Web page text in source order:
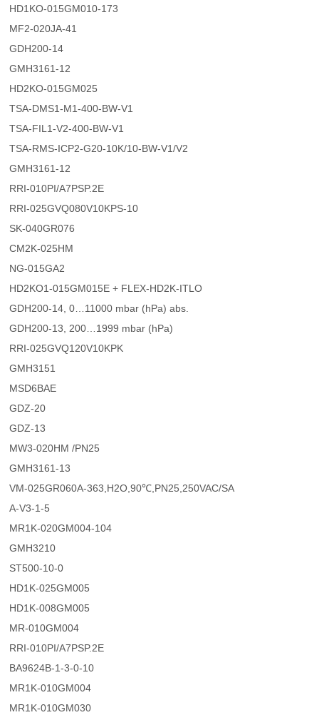
HD1KO-015GM010-173
MF2-020JA-41
GDH200-14
GMH3161-12
HD2KO-015GM025
TSA-DMS1-M1-400-BW-V1
TSA-FIL1-V2-400-BW-V1
TSA-RMS-ICP2-G20-10K/10-BW-V1/V2
GMH3161-12
RRI-010PI/A7PSP.2E
RRI-025GVQ080V10KPS-10
SK-040GR076
CM2K-025HM
NG-015GA2
HD2KO1-015GM015E + FLEX-HD2K-ITLO
GDH200-14, 0…11000 mbar (hPa) abs.
GDH200-13, 200…1999 mbar (hPa)
RRI-025GVQ120V10KPK
GMH3151
MSD6BAE
GDZ-20
GDZ-13
MW3-020HM /PN25
GMH3161-13
VM-025GR060A-363,H2O,90℃,PN25,250VAC/SA
A-V3-1-5
MR1K-020GM004-104
GMH3210
ST500-10-0
HD1K-025GM005
HD1K-008GM005
MR-010GM004
RRI-010PI/A7PSP.2E
BA9624B-1-3-0-10
MR1K-010GM004
MR1K-010GM030